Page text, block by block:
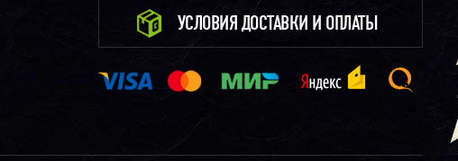
УСЛОВИЯ ДОСТАВКИ И ОПЛАТЫ